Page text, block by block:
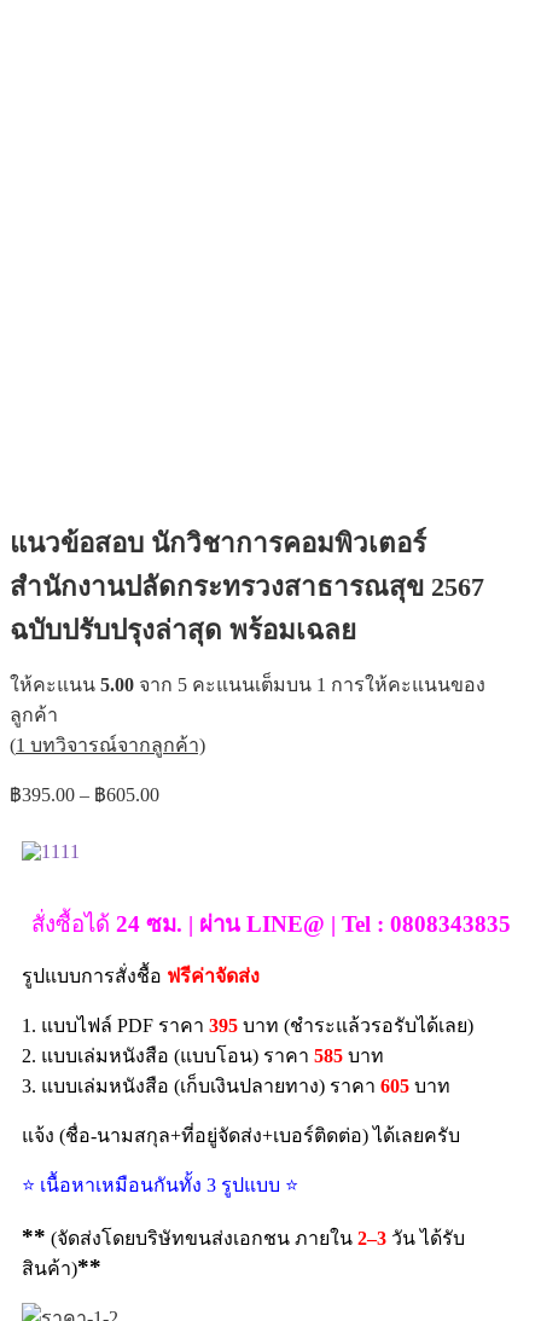
แนวข้อสอบ นักวิชาการคอมพิวเตอร์
สำนักงานปลัดกระทรวงสาธารณสุข 2567
ฉบับปรับปรุงล่าสุด พร้อมเฉลย
ให้คะแนน 5.00 จาก 5 คะแนนเต็มบน 1 การให้คะแนนของ
ลูกค้า
(1 บทวิจารณ์จากลูกค้า)
฿395.00 – ฿605.00
สั่งซื้อได้ 24 ซม. | ผ่าน LINE@ | Tel : 0808343835
รูปแบบการสั่งชื้อ ฟรีค่าจัดส่ง
1. แบบไฟล์ PDF ราคา 395 บาท (ชำระแล้วรอรับได้เลย)
2. แบบเล่มหนังสือ (แบบโอน) ราคา 585 บาท
3. แบบเล่มหนังสือ (เก็บเงินปลายทาง) ราคา 605 บาท
แจ้ง (ชื่อ-นามสกุล+ที่อยู่จัดส่ง+เบอร์ติดต่อ) ได้เลยครับ
⭐ เนื้อหาเหมือนกันทั้ง 3 รูปแบบ ⭐
** (จัดส่งโดยบริษัทขนส่งเอกชน ภายใน 2–3 วัน ได้รับ
สินค้า)**